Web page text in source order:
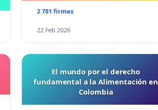
2 781 firmas
22 Feb 2026
El mundo por el derecho
fundamental a la Alimentación en
Colombia